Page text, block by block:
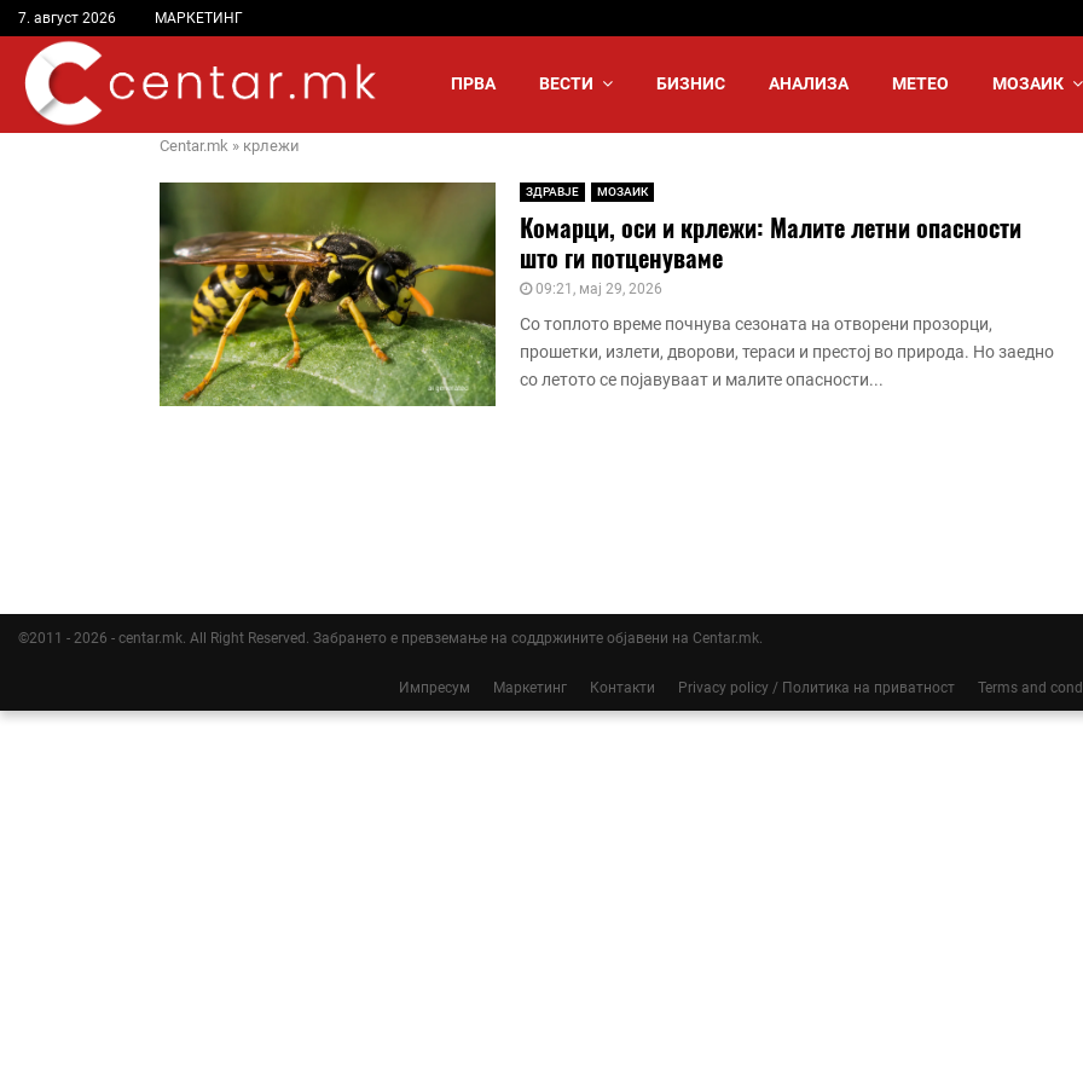
7. август 2026 МАРКЕТИНГ
ПРВА ВЕСТИ БИЗНИС АНАЛИЗА МЕТЕО МОЗАИК
Centar.mk » крлежи
ЗДРАВЈЕ МОЗАИК
Комарци, оси и крлежи: Малите летни опасности
што ги потценуваме
09:21, мај 29, 2026
Со топлото време почнува сезоната на отворени прозорци,
прошетки, излети, дворови, тераси и престој во природа. Но заедно
со летото се појавуваат и малите опасности...
©2011 - 2026 - centar.mk. All Right Reserved. Забрането е превземање на соддржините објавени на Centar.mk.
Импресум Маркетинг Контакти Privacy policy / Политика на приватност Terms and